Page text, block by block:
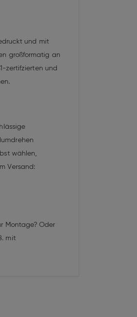
und mit
großformatig an
zertifzierten und
wählen,
Versand:
Montage? Oder
mit